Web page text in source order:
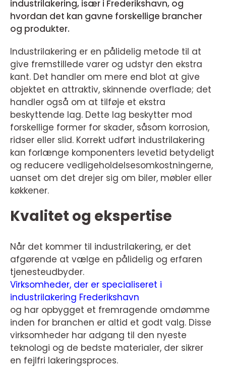
industrilakering, især i Frederikshavn, og
hvordan det kan gavne forskellige brancher
og produkter.
Industrilakering er en pålidelig metode til at
give fremstillede varer og udstyr den ekstra
kant. Det handler om mere end blot at give
objektet en attraktiv, skinnende overflade; det
handler også om at tilføje et ekstra
beskyttende lag. Dette lag beskytter mod
forskellige former for skader, såsom korrosion,
ridser eller slid. Korrekt udført industrilakering
kan forlænge komponenters levetid betydeligt
og reducere vedligeholdelsesomkostningerne,
uanset om det drejer sig om biler, møbler eller
køkkener.
Kvalitet og ekspertise
Når det kommer til industrilakering, er det
afgørende at vælge en pålidelig og erfaren
tjenesteudbyder.
Virksomheder, der er specialiseret i
industrilakering Frederikshavn
og har opbygget et fremragende omdømme
inden for branchen er altid et godt valg. Disse
virksomheder har adgang til den nyeste
teknologi og de bedste materialer, der sikrer
en fejlfri lakeringsproces.